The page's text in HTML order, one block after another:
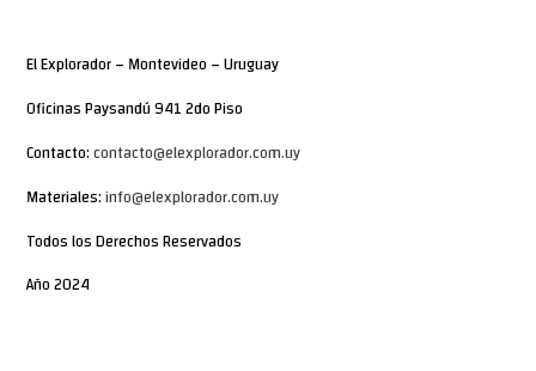
El Explorador – Montevideo – Uruguay
Oficinas Paysandú 941 2do Piso
Contacto:contacto@elexplorador.com.uy
Materiales:info@elexplorador.com.uy
Todos los Derechos Reservados
Año 2024